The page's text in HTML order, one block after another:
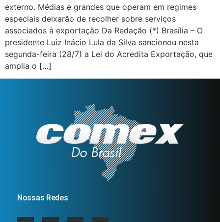
externo. Médias e grandes que operam em regimes
especiais deixarão de recolher sobre serviços
associados à exportação Da Redação (*) Brasília – O
presidente Luiz Inácio Lula da Silva sancionou nesta
segunda-feira (28/7) a Lei do Acredita Exportação, que
amplia o […]
Nossas Redes